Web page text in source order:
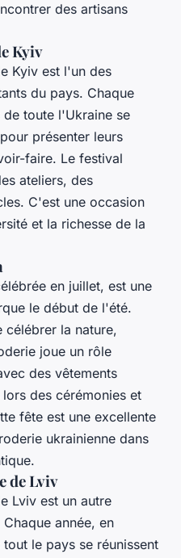
des artisans
Kyiv
Kyiv est l'un des
du pays. Chaque
de toute l'Ukraine se
présenter leurs
faire. Le festival
ateliers, des
C'est une occasion
et la richesse de la
en juillet, est une
le début de l'été.
la nature,
joue un rôle
des vêtements
des cérémonies et
fête est une excellente
ukrainienne dans
de Lviv
Lviv est un autre
année, en
le pays se réunissent